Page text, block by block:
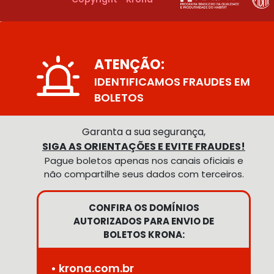
ATENÇÃO:
IDENTIFICAMOS FRAUDES EM
BOLETOS
Garanta a sua segurança,
SIGA AS ORIENTAÇÕES E EVITE FRAUDES!
Pague boletos apenas nos canais oficiais e
não compartilhe seus dados com terceiros.
CONFIRA OS DOMÍNIOS
AUTORIZADOS PARA ENVIO DE
BOLETOS KRONA:
• krona.com.br